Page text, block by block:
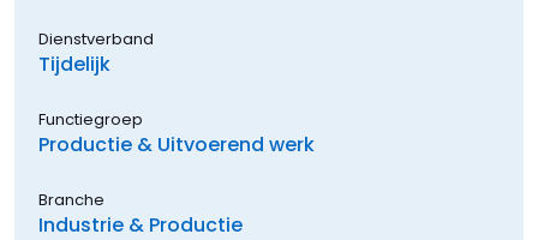
Dienstverband
Tijdelijk
Functiegroep
Productie & Uitvoerend werk
Branche
Industrie & Productie